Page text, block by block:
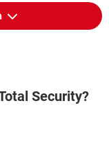
Security?